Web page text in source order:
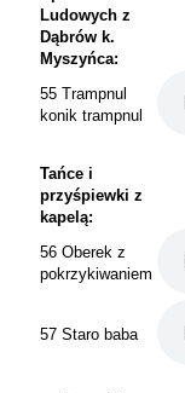
Ludowych z
Dąbrów k.
Myszyńca:
55 Trampnul
konik trampnul
Tańce i
przyśpiewki z
kapelą:
56 Oberek z
pokrzykiwaniem
57 Staro baba